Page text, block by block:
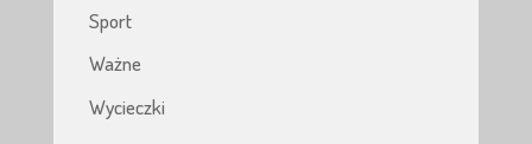
Sport
Ważne
Wycieczki